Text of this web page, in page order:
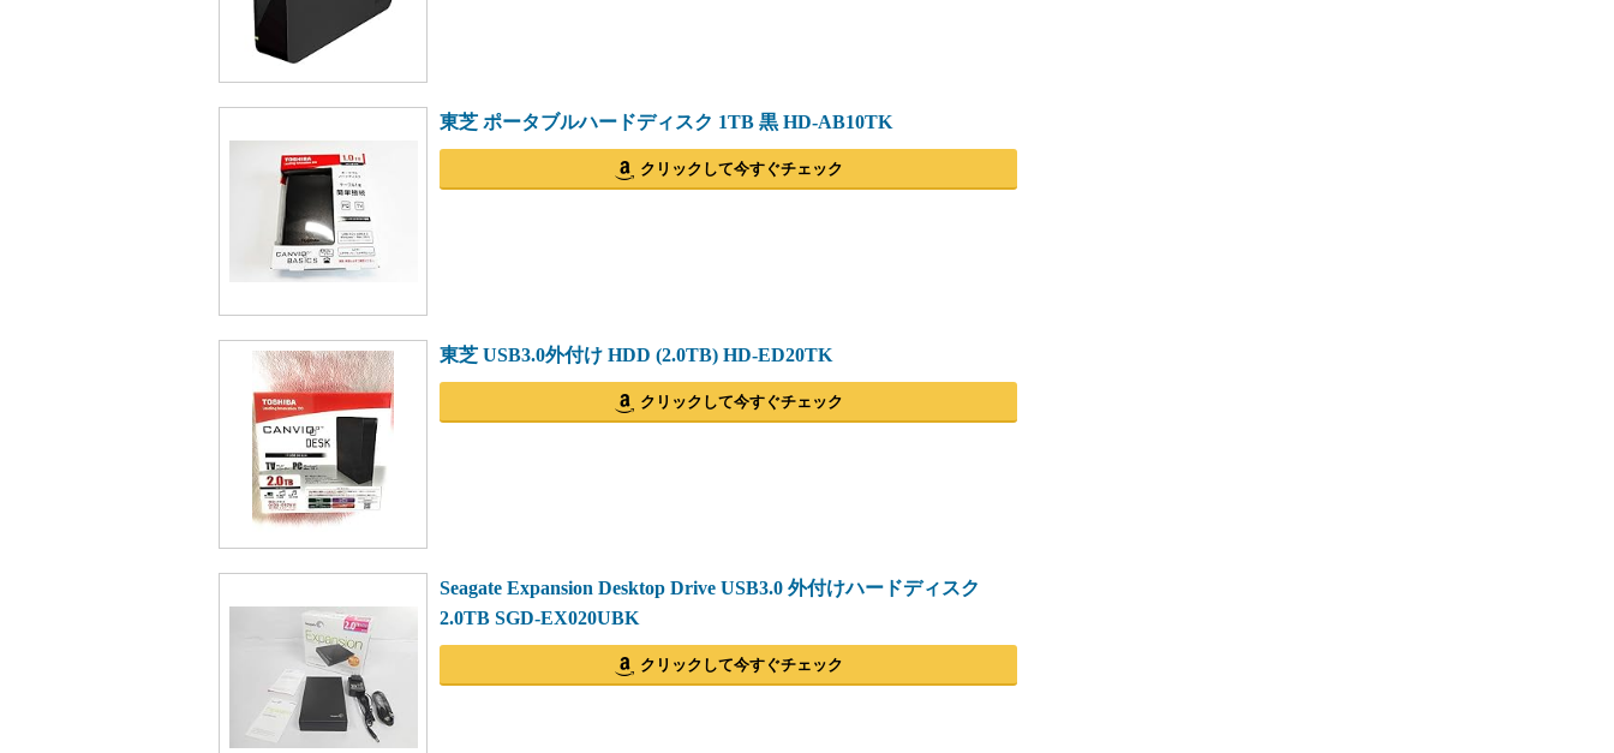
東芝 ポータブルハードディスク 1TB 黒 HD-AB10TK
クリックして今すぐチェック
東芝 USB3.0外付け HDD (2.0TB) HD-ED20TK
クリックして今すぐチェック
Seagate Expansion Desktop Drive USB3.0 外付けハードディスク
2.0TB SGD-EX020UBK
クリックして今すぐチェック